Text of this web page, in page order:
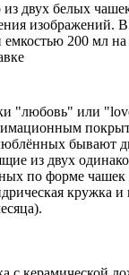
двух белых
изображений.
200 мл на
"любовь" или
бывают
из двух
по форме
кружка